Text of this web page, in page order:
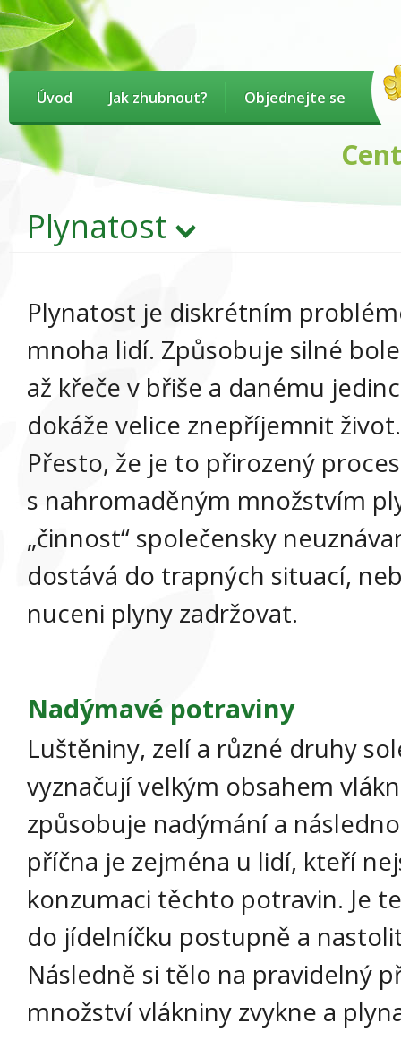
Úvod Jak zhubnout? Objednejte se
Plynatost
Plynatost je diskrétním
mnoha lidí. Způsobuje silné
až křeče v břiše a danému
dokáže velice znepříjemnit život.
Přesto, že je to přirozený
s nahromaděným množstvím
„činnost“ společensky
dostává do trapných situací,
nuceni plyny zadržovat.
Nadýmavé potraviny
Luštěniny, zelí a různé druhy
vyznačují velkým obsahem
způsobuje nadýmání a
příčna je zejména u lidí, kteří
konzumaci těchto potravin. Je
do jídelníčku postupně a
Následně si tělo na pravidelný
množství vlákniny zvykne a